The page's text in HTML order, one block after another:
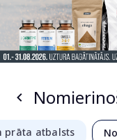
prāta atbalsts